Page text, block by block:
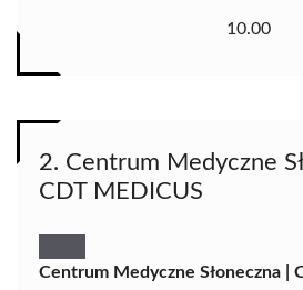
10.00
2. Centrum Medyczne
CDT MEDICUS
Centrum Medyczne Słoneczna |